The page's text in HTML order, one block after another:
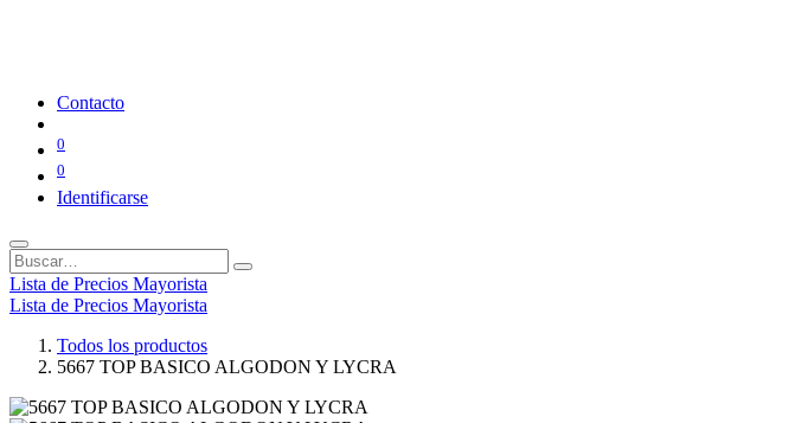
Contacto
0
0
Identificarse
Lista de Precios Mayorista
Lista de Precios Mayorista
Todos los productos
5667 TOP BASICO ALGODON Y LYCRA